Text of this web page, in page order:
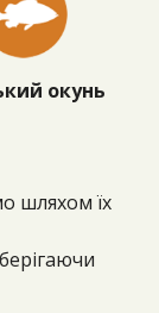
окунь
шляхом їх